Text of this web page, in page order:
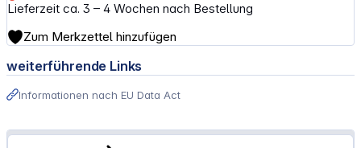
Lieferzeit ca. 3 – 4 Wochen nach Bestellung
Zum Merkzettel hinzufügen
weiterführende Links
Informationen nach EU Data Act